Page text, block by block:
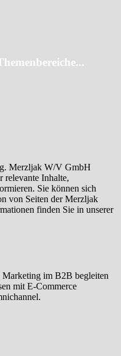
Merzljak W/V GmbH
relevante Inhalte,
Sie können sich
von Seiten der Merzljak
finden Sie in unserer
im B2B begleiten
mit E-Commerce